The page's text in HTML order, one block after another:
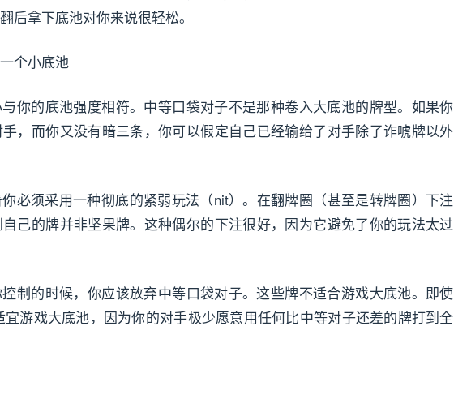
后拿下底池对你来说很轻松。
个小底池
你的底池强度相符。中等口袋对子不是那种卷入大底池的牌型。如果你
，而你又没有暗三条，你可以假定自己已经输给了对手除了诈唬牌以外
必须采用一种彻底的紧弱玩法（nit）。在翻牌圈（甚至是转牌圈）下注
己的牌并非坚果牌。这种偶尔的下注很好，因为它避免了你的玩法太过
制的时候，你应该放弃中等口袋对子。这些牌不适合游戏大底池。即使
游戏大底池，因为你的对手极少愿意用任何比中等对子还差的牌打到全